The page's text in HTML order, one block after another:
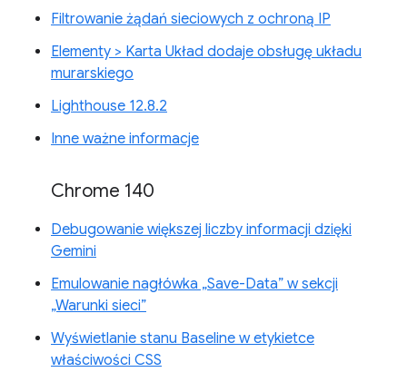
Filtrowanie żądań sieciowych z ochroną IP
Elementy > Karta Układ dodaje obsługę układu
murarskiego
Lighthouse 12.8.2
Inne ważne informacje
Chrome 140
Debugowanie większej liczby informacji dzięki
Gemini
Emulowanie nagłówka „Save-Data” w sekcji
„Warunki sieci”
Wyświetlanie stanu Baseline w etykietce
właściwości CSS